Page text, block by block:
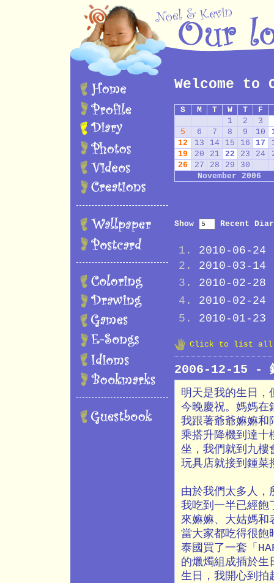
Welcome
S M T W T F
1
2 3
5
6 7 8 9 10
12
13 14 15 16 17
19
20 21 22 23 24
26
27 28 29
30
November 2006
Show Recent
2010-06-24
2010-03-14
2010-02-28
2010-02-24
2010-01-23
Click to list
2006-12-15 -
明天是我的生日，
今晚慶祝。媽媽在
我跟著爺爺嫲嫲和
乘搭升降機到達十
坐，我們就到九樓
玩具店就接到鍾菜
由於我們太多人，
我吃到一半已經飽
來嫲嫲、大姑媽和
當大家都吃得很飽
泰國買了一套「
的爉燭組成插於生
生日，我開心到拍